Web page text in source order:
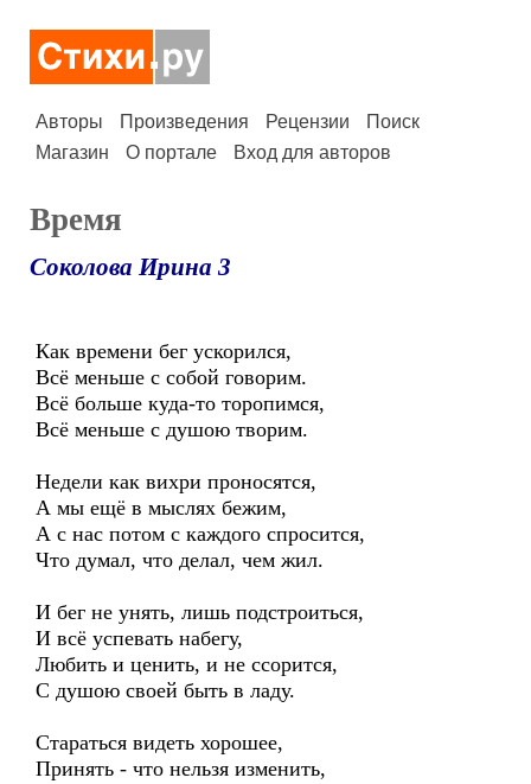
Авторы Произведения Рецензии
Поиск
Магазин
О портале Вход для авторов
Время
Соколова Ирина 3
Как времени бег ускорился,
Всё меньше с собой говорим.
Всё больше куда-то торопимся,
Всё меньше с душою творим.
Недели как вихри проносятся,
А мы ещё в мыслях бежим,
А с нас потом с каждого спросится,
Что думал, что делал, чем жил.
И бег не унять, лишь подстроиться,
И всё успевать набегу,
Любить и ценить, и не ссорится,
С душою своей быть в ладу.
Стараться видеть хорошее,
Принять - что нельзя изменить,